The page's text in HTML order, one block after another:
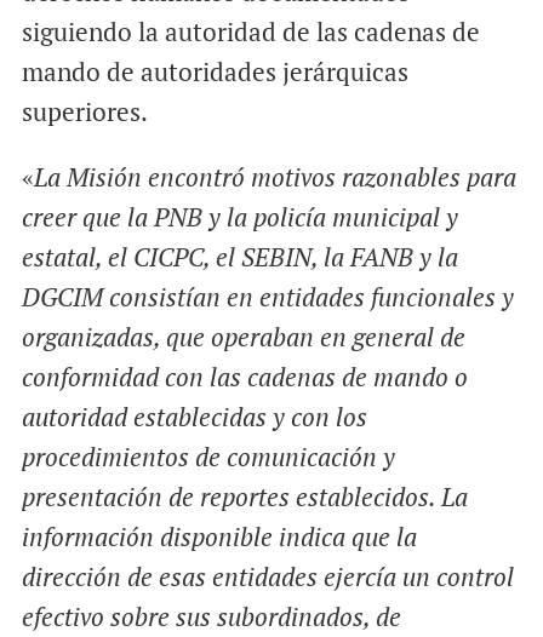
siguiendo la autoridad de las cadenas de
mando de autoridades jerárquicas
superiores.
«La Misión encontró motivos razonables para
creer que la PNB y la policía municipal y
estatal, el CICPC, el SEBIN, la FANB y la
DGCIM consistían en entidades funcionales y
organizadas, que operaban en general de
conformidad con las cadenas de mando o
autoridad establecidas y con los
procedimientos de comunicación y
presentación de reportes establecidos. La
información disponible indica que la
dirección de esas entidades ejercía un control
efectivo sobre sus subordinados, de